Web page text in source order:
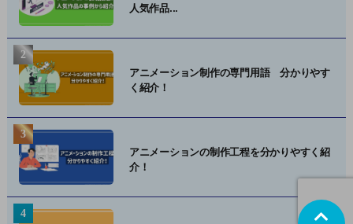
人気作品...
アニメーション制作の専門用語 分かりやす
く紹介！
アニメーションの制作工程を分かりやすく紹
介！